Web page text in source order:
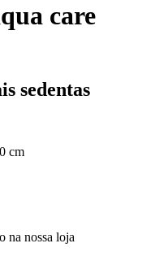
care
sedentas
cm
na nossa loja